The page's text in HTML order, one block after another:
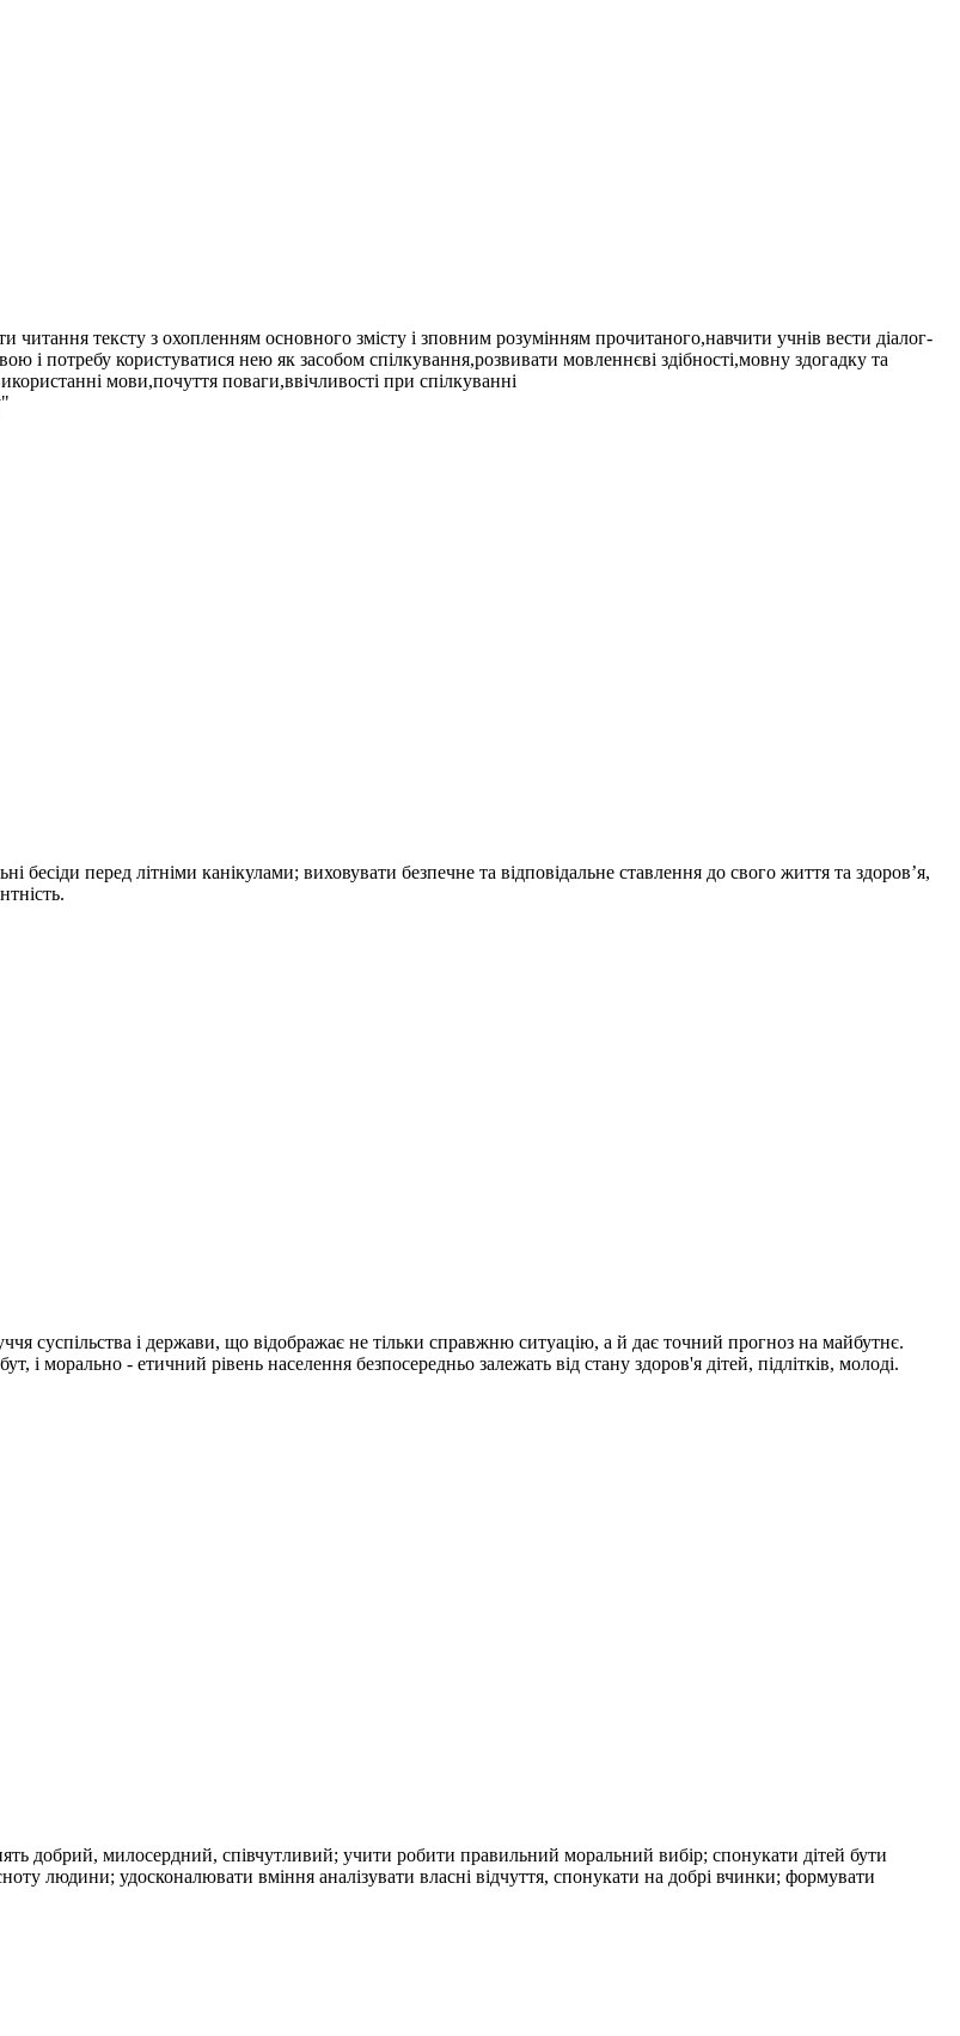
читання тексту з охопленням основного змісту і зповним розумінням прочитаного,навчити учнів вести діалог-
і потребу користуватися нею як засобом спілкування,розвивати мовленнєві здібності,мовну здогадку та
мови,почуття поваги,ввічливості при спілкуванні
перед літніми канікулами; виховувати безпечне та відповідальне ставлення до свого життя та здоров’я,
суспільства і держави, що відображає не тільки справжню ситуацію, а й дає точний прогноз на майбутнє.
і морально - етичний рівень населення безпосередньо залежать від стану здоров'я дітей, підлітків, молоді.
добрий, милосердний, співчутливий; учити робити правильний моральний вибір; спонукати дітей бути
людини; удосконалювати вміння аналізувати власні відчуття, спонукати на добрі вчинки; формувати